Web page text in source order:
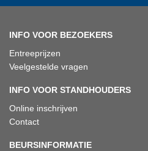
INFO VOOR BEZOEKERS
Entreeprijzen
Veelgestelde vragen
INFO VOOR STANDHOUDERS
Online inschrijven
Contact
BEURSINFORMATIE